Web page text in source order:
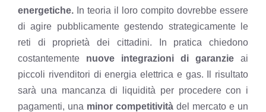
energetiche. In teoria il loro compito dovrebbe essere
di agire pubblicamente gestendo strategicamente le
reti di proprietà dei cittadini. In pratica chiedono
costantemente nuove integrazioni di garanzie ai
piccoli rivenditori di energia elettrica e gas. Il risultato
sarà una mancanza di liquidità per procedere con i
pagamenti, una minor competitività del mercato e un